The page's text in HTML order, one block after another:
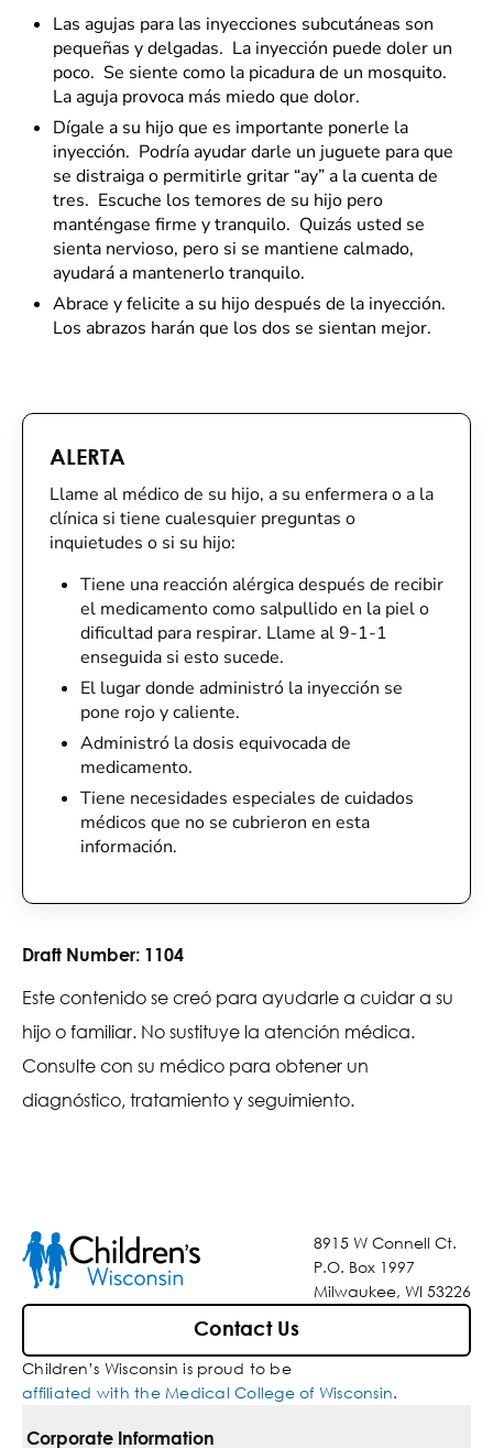
Las agujas para las inyecciones subcutáneas son
pequeñas y delgadas. La inyección puede doler un
poco. Se siente como la picadura de un mosquito.
La aguja provoca más miedo que dolor.
Dígale a su hijo que es importante ponerle la
inyección. Podría ayudar darle un juguete para que
se distraiga o permitirle gritar “ay” a la cuenta de
tres. Escuche los temores de su hijo pero
manténgase firme y tranquilo. Quizás usted se
sienta nervioso, pero si se mantiene calmado,
ayudará a mantenerlo tranquilo.
Abrace y felicite a su hijo después de la inyección.
Los abrazos harán que los dos se sientan mejor.
ALERTA
Llame al médico de su hijo, a su enfermera o a la
clínica si tiene cualesquier preguntas o
inquietudes o si su hijo:
Tiene una reacción alérgica después de recibir
el medicamento como salpullido en la piel o
dificultad para respirar. Llame al 9-1-1
enseguida si esto sucede.
El lugar donde administró la inyección se
pone rojo y caliente.
Administró la dosis equivocada de
medicamento.
Tiene necesidades especiales de cuidados
médicos que no se cubrieron en esta
información.
Draft Number: 1104
Este contenido se creó para ayudarle a cuidar a su
hijo o familiar. No sustituye la atención médica.
Consulte con su médico para obtener un
diagnóstico, tratamiento y seguimiento.
8915 W Connell Ct.
P.O. Box 1997
Milwaukee, WI 53226
Contact Us
Children’s Wisconsin is proud to be
affiliated with the Medical College of Wisconsin.
Corporate Information